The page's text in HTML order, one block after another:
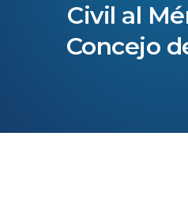
Civil al
Concejo